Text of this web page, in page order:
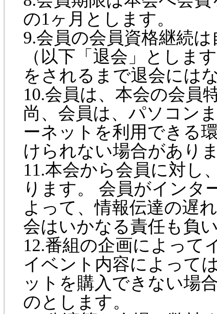
の1ヶ月とします。
9.会員の会員資格継続
（以下「退会」としま
をされるまで退会には
10.会員は、本会の会員
尚、会員は、パソコン
ーネットを利用できる
けられない場合があり
11.本会から会員に対し
ります。 会員がインタ
よって、情報伝達の遅
会はいかなる責任も負
12.番組の企画によって
イベント内容によって
ットを購入できない場
のとします。